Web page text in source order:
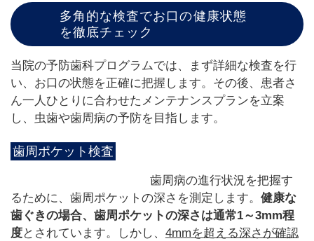
多角的な検査でお口の健康状態
を徹底チェック
当院の予防歯科プログラムでは、まず詳細な検査を行
い、お口の状態を正確に把握します。その後、患者さ
ん一人ひとりに合わせたメンテナンスプランを立案
し、虫歯や歯周病の予防を目指します。
歯周ポケット検査
歯周病の進行状況を把握す
るために、歯周ポケットの深さを測定します。 健康な
歯ぐきの場合、歯周ポケットの深さは通常1～3mm程
度とされています。しかし、 4mmを超える深さが確認